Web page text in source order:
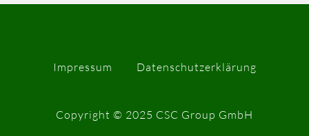
Copyright © 2025 CSC Group GmbH
Impressum Datenschutzerklärung